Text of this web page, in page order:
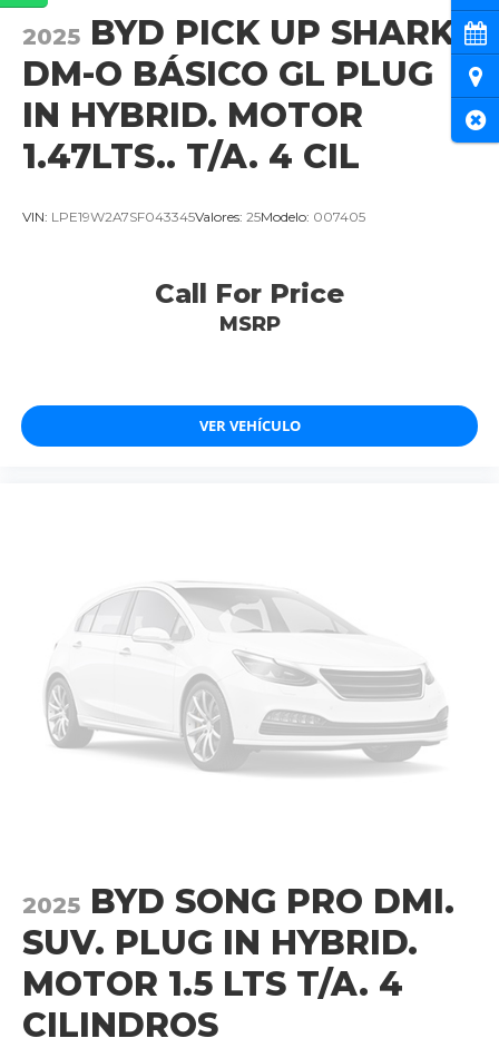
2025 BYD PICK UP SHARK
DM-O BÁSICO GL PLUG
IN HYBRID. MOTOR
1.47LTS.. T/A. 4 CIL
VIN: LPE19W2A7SF043345Valores: 25Modelo: 007405
Call For Price
MSRP
VER VEHÍCULO
2025 BYD SONG PRO DMI.
SUV. PLUG IN HYBRID.
MOTOR 1.5 LTS T/A. 4
CILINDROS